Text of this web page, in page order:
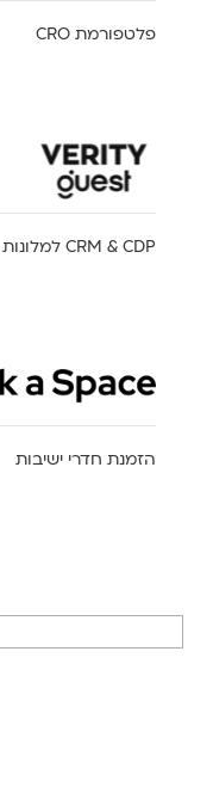
פלטפורמת CRO
CRM & CDP למלונות
הזמנת חדרי ישיבות